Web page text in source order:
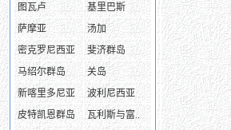
图瓦卢
基里巴斯
萨摩亚
汤加
密克罗尼西亚
斐济群岛
马绍尔群岛
关岛
新喀里多尼亚
波利尼西亚
皮特凯恩群岛
瓦利斯与富..